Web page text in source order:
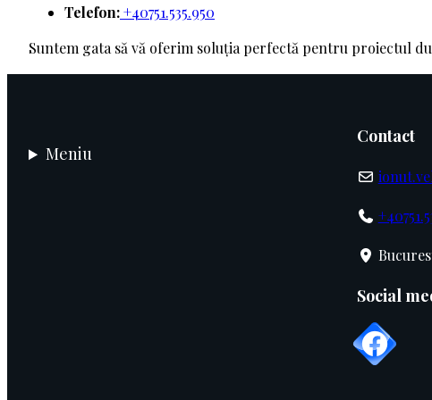
Telefon:+40751.535.950
Suntem gata să vă oferim soluția perfectă pentru proiectul
Meniu
Contact
Social